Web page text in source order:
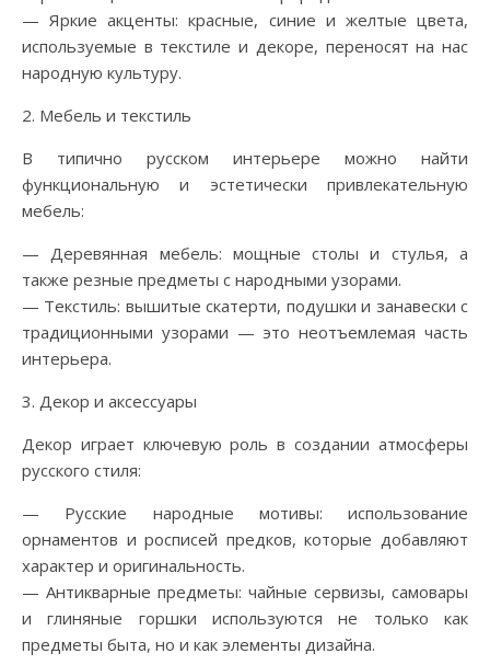
— Яркие акценты: красные, синие и желтые цвета,
используемые в текстиле и декоре, переносят на нас
народную культуру.
2. Мебель и текстиль
В типично русском интерьере можно найти
функциональную и эстетически привлекательную
мебель:
— Деревянная мебель: мощные столы и стулья, а
также резные предметы с народными узорами.
— Текстиль: вышитые скатерти, подушки и занавески с
традиционными узорами — это неотъемлемая часть
интерьера.
3. Декор и аксессуары
Декор играет ключевую роль в создании атмосферы
русского стиля:
— Русские народные мотивы: использование
орнаментов и росписей предков, которые добавляют
характер и оригинальность.
— Антикварные предметы: чайные сервизы, самовары
и глиняные горшки используются не только как
предметы быта, но и как элементы дизайна.